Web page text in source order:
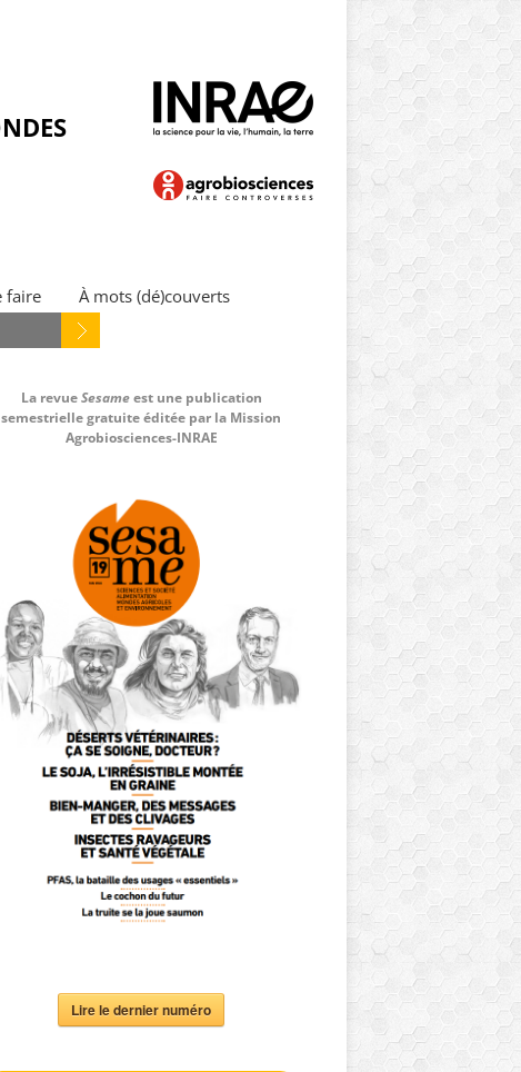
faire
À mots (dé)couverts
La revueSesameest une publication
semestrielle gratuite éditée par la Mission
Agrobiosciences-INRAE
Lire le dernier numéro